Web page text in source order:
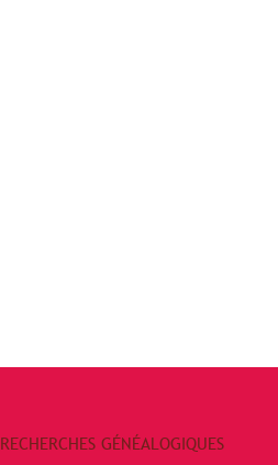
RECHERCHES GÉNÉALOGIQUES